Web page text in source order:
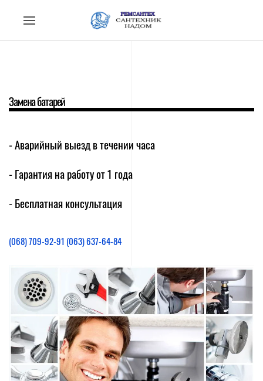
Замена батарей
- Аварийный выезд в течении часа
- Гарантия на работу от 1 года
- Бесплатная консультация
(068) 709-92-91 (063) 637-64-84